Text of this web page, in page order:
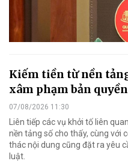
Kiếm tiền từ nền
xâm phạm bản quyền
07/08/2026 11:30
Liên tiếp các vụ khởi tố liên
nền tảng số cho thấy, cùng với
thác nội dung cũng đặt ra yêu
luật.